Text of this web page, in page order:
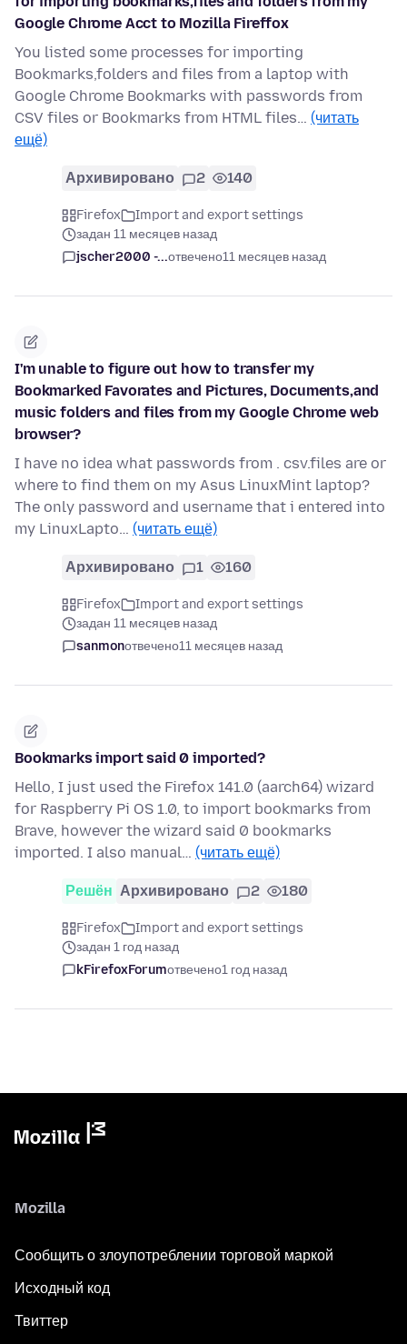
Google Chrome Acct to Mozilla Fireffox
You listed some processes for importing
Bookmarks,folders and files from a laptop with
Google Chrome Bookmarks with passwords from
CSV files or Bookmarks from HTML files… (читать
ещё)
Архивировано 2 140
Firefox
Import and export settings
задан 11 месяцев назад
jscher2000 -...отвечено11 месяцев назад
I'm unable to figure out how to transfer my
Bookmarked Favorates and Pictures, Documents,and
music folders and files from my Google Chrome web
browser?
I have no idea what passwords from . csv.files are or
where to find them on my Asus LinuxMint laptop?
The only password and username that i entered into
my LinuxLapto… (читать ещё)
Архивировано 1 160
Firefox
Import and export settings
задан 11 месяцев назад
sanmonотвечено11 месяцев назад
Bookmarks import said 0 imported?
Hello, I just used the Firefox 141.0 (aarch64) wizard
for Raspberry Pi OS 1.0, to import bookmarks from
Brave, however the wizard said 0 bookmarks
imported. I also manual… (читать ещё)
Решён Архивировано 2 180
Firefox
Import and export settings
задан 1 год назад
kFirefoxForumотвечено1 год назад
Mozilla
Сообщить о злоупотреблении торговой маркой
Исходный код
Твиттер